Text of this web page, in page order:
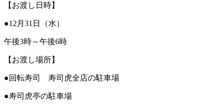
【お渡し日時】
●12月31日（水）
午後3時～午後6時
【お渡し場所】
●回転寿司 寿司虎全店の駐車場
●寿司虎亭の駐車場